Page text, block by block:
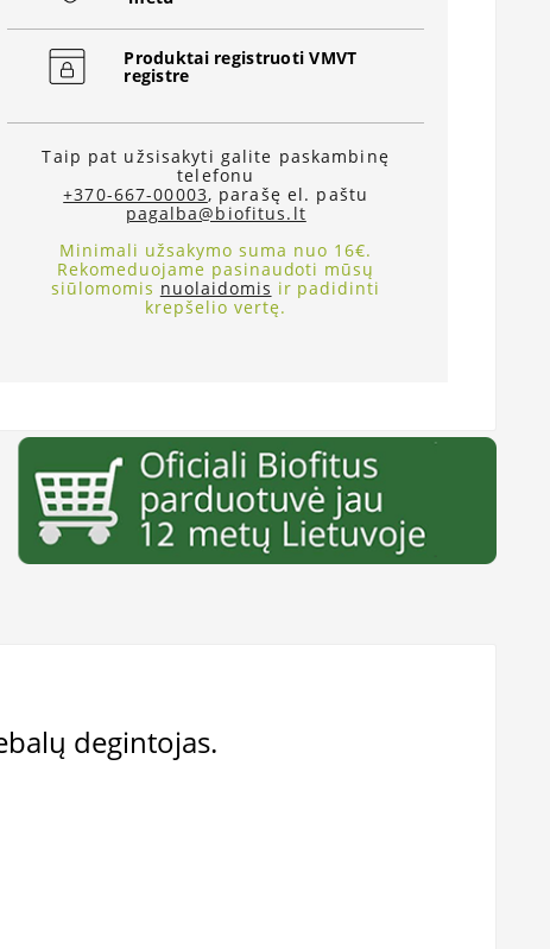
Produktai registruoti VMVT
registre
Taip pat užsisakyti galite paskambinę
telefonu
+370-667-00003, parašę el. paštu
pagalba@biofitus.lt
Minimali užsakymo suma nuo 16€.
Rekomeduojame pasinaudoti mūsų
siūlomomis nuolaidomis ir padidinti
krepšelio vertę.
degintojas.